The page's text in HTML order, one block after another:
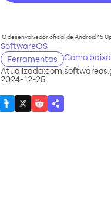
recommend
O desenvolvedor oficial de Android 15
SoftwareOS
Ferramentas
Como
Android no
Atualizada:
2024-12-25